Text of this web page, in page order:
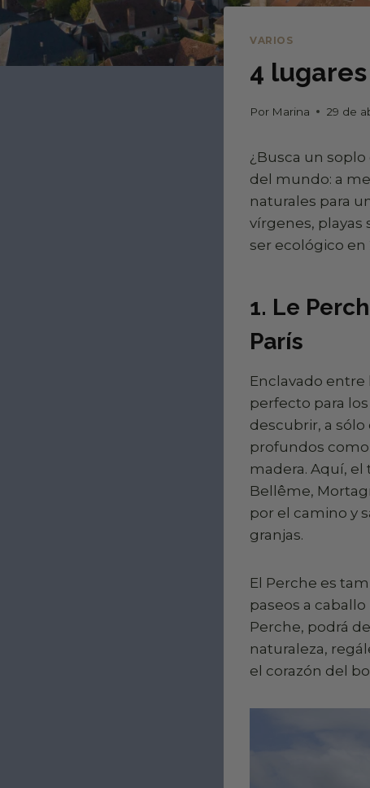
VARIOS
4
Por Marina 29 de
¿Busca un
del mundo: a
naturales para
vírgenes, playas
ser ecológico en
1. Le
París
Enclavado
perfecto para
descubrir, a
profundos como
madera. Aquí,
Bellême,
por el camino y
granjas.
El Perche es
paseos a
Perche, podrá
naturaleza,
el corazón del